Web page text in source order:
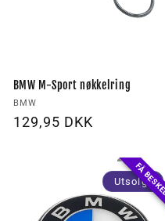
BMW M-Sport nøkkelring
Forhandler:
BMW
Vanlig
129,95 DKK
Utsolgt
FÅ